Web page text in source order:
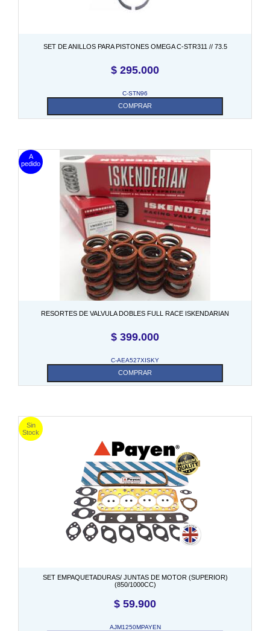
SET DE ANILLOS PARA PISTONES OMEGA C-STR311 // 73.5
$ 295.000
C-STN96
COMPRAR
RESORTES DE VALVULA DOBLES FULL RACE ISKENDARIAN
$ 399.000
C-AEA527XISKY
COMPRAR
SET EMPAQUETADURAS/ JUNTAS DE MOTOR (SUPERIOR)
(850/1000CC)
$ 59.900
AJM1250MPAYEN